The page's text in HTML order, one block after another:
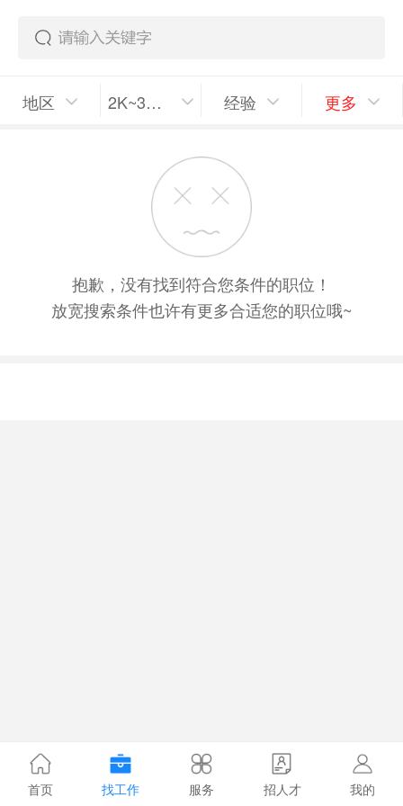
地区 2K~3K/月 经验 更多
抱歉，没有找到符合您条件的职位！
放宽搜索条件也许有更多合适您的职位哦~
首页 找工作 服务 招人才 我的